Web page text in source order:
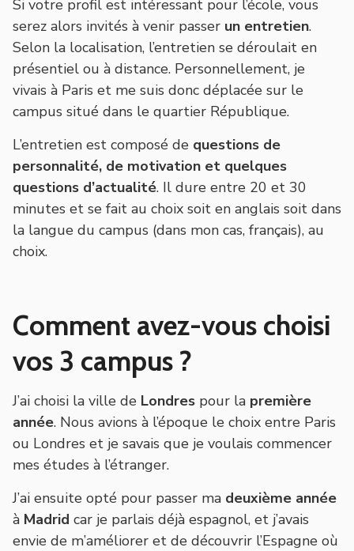
Si votre profil est intéressant pour l’école, vous
serez alors invités à venir passer un entretien.
Selon la localisation, l’entretien se déroulait en
présentiel ou à distance. Personnellement, je
vivais à Paris et me suis donc déplacée sur le
campus situé dans le quartier République.
L’entretien est composé de questions de
personnalité, de motivation et quelques
questions d’actualité. Il dure entre 20 et 30
minutes et se fait au choix soit en anglais soit dans
la langue du campus (dans mon cas, français), au
choix.
Comment avez-vous choisi
vos 3 campus ?
J’ai choisi la ville de Londres pour la première
année. Nous avions à l’époque le choix entre Paris
ou Londres et je savais que je voulais commencer
mes études à l’étranger.
J’ai ensuite opté pour passer ma deuxième année
à Madrid car je parlais déjà espagnol, et j’avais
envie de m’améliorer et de découvrir l’Espagne où